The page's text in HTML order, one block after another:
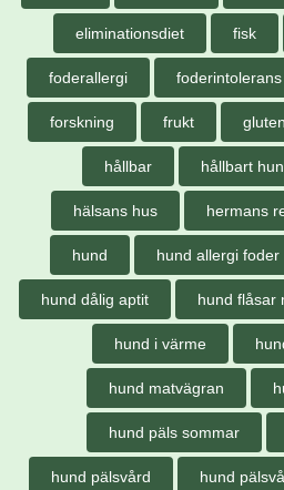
eliminationsdiet fisk
foderallergi
forskning frukt gluten
hållbar hållbart
hälsans hus hermans
hund hund allergi foder
hund dålig aptit hund flåsar
hund i värme
hund matvägran
hund päls sommar
hund pälsvård hund